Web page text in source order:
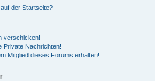
der Startseite?
verschicken!
Private Nachrichten!
Mitglied dieses Forums erhalten!